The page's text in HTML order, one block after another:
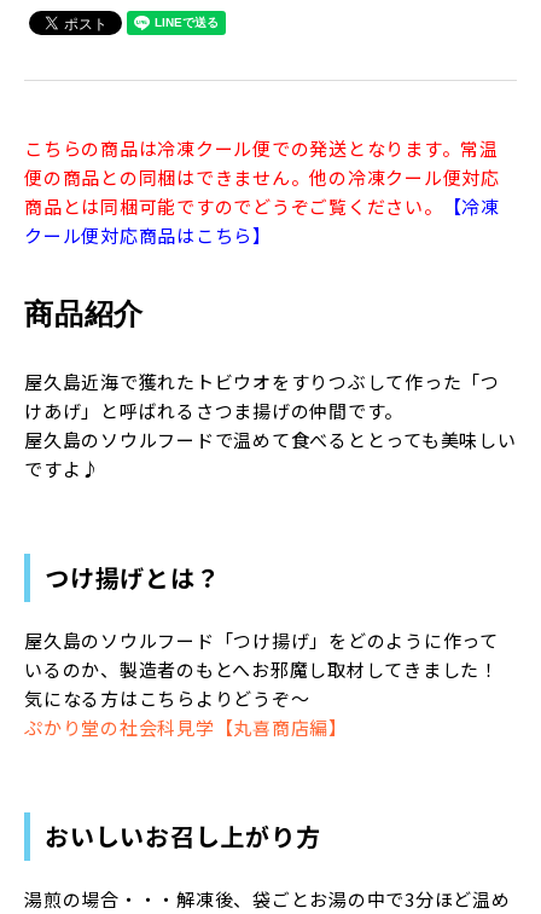
こちらの商品は冷凍クール便での発送となります。常温
便の商品との同梱はできません。他の冷凍クール便対応
商品とは同梱可能ですのでどうぞご覧ください。
【冷凍
クール便対応商品はこちら】
商品紹介
屋久島近海で獲れたトビウオをすりつぶして作った「つ
けあげ」と呼ばれるさつま揚げの仲間です。
屋久島のソウルフードで温めて食べるととっても美味しい
ですよ♪
つけ揚げとは？
屋久島のソウルフード「つけ揚げ」をどのように作って
いるのか、製造者のもとへお邪魔し取材してきました！
気になる方はこちらよりどうぞ～
ぷかり堂の社会科見学【丸喜商店編】
おいしいお召し上がり方
湯煎の場合・・・解凍後、袋ごとお湯の中で3分ほど温め